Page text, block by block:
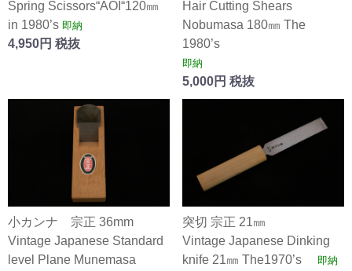
Spring Scissors“AOI“120㎜
in 1980’s 即納
4,950円 税抜
Hair Cutting Shears
Nobumasa 180㎜ The
1980’s
即納
5,000円 税抜
小カンナ 宗正 36mm
Vintage Japanese Standard
level Plane Munemasa
突切 宗正 21㎜
Vintage Japanese Dinking
knife 21㎜ The1970’s
即納